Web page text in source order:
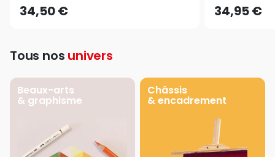
34,50 € 34,95 €
Tous nos univers
Beaux-arts
& graphisme
Châssis
& encadrement